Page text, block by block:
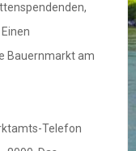
Bauernmarkt am
Telefon